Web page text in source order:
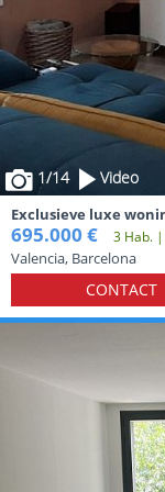
1/14 Video
Exclusieve luxe
prestigieuze
695.000 € 3 Hab.
Valencia, Barcelona
CONTACT